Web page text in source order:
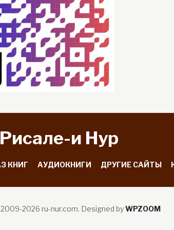
Рисале-и Hyp
КНИГ АУДИОКНИГИ ДРУГИЕ САЙТЫ
2026 ru-nur.com. Designed byWPZOOM